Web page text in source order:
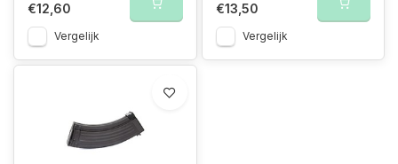
€12,60
Vergelijk
€13,50
Vergelijk